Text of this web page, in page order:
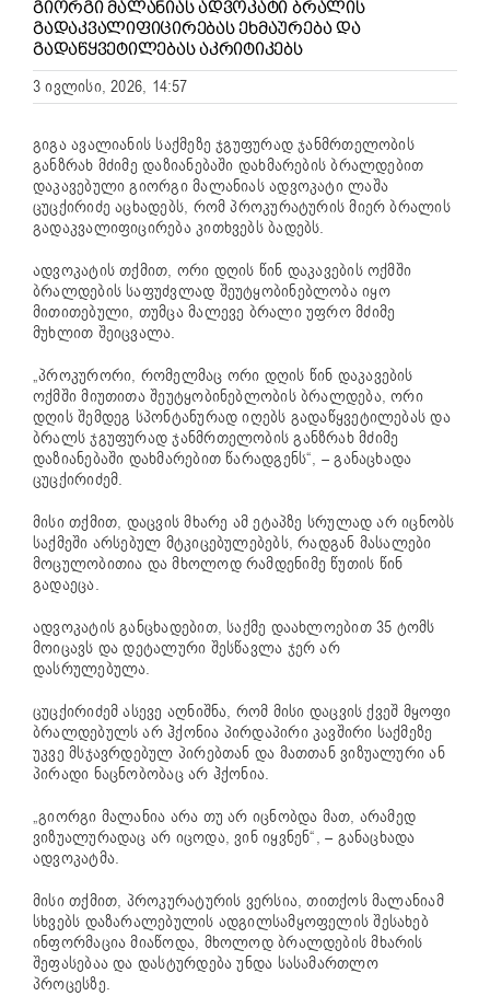
ᲒᲘᲝᲠᲒᲘ ᲛᲐᲚᲐᲜᲘᲐᲡ ᲐᲓᲕᲝᲙᲐᲢᲘ ᲑᲠᲐᲚᲘᲡ
ᲒᲐᲓᲐᲙᲕᲐᲚᲘᲤᲘᲪᲘᲠᲔᲑᲐᲡ ᲔᲮᲛᲐᲣᲠᲔᲑᲐ ᲓᲐ
ᲒᲐᲓᲐᲬᲧᲕᲔᲢᲘᲚᲔᲑᲐᲡ ᲐᲙᲠᲘᲢᲘᲙᲔᲑᲡ
3 ივლისი, 2026, 14:57
გიგა ავალიანის საქმეზე ჯგუფურად ჯანმრთელობის
განზრახ მძიმე დაზიანებაში დახმარების ბრალდებით
დაკავებული გიორგი მალანიას ადვოკატი ლაშა
ცუცქირიძე აცხადებს, რომ პროკურატურის მიერ ბრალის
გადაკვალიფიცირება კითხვებს ბადებს.
ადვოკატის თქმით, ორი დღის წინ დაკავების ოქმში
ბრალდების საფუძვლად შეუტყობინებლობა იყო
მითითებული, თუმცა მალევე ბრალი უფრო მძიმე
მუხლით შეიცვალა.
„პროკურორი, რომელმაც ორი დღის წინ დაკავების
ოქმში მიუთითა შეუტყობინებლობის ბრალდება, ორი
დღის შემდეგ სპონტანურად იღებს გადაწყვეტილებას და
ბრალს ჯგუფურად ჯანმრთელობის განზრახ მძიმე
დაზიანებაში დახმარებით წარადგენს“, – განაცხადა
ცუცქირიძემ.
მისი თქმით, დაცვის მხარე ამ ეტაპზე სრულად არ იცნობს
საქმეში არსებულ მტკიცებულებებს, რადგან მასალები
მოცულობითია და მხოლოდ რამდენიმე წუთის წინ
გადაეცა.
ადვოკატის განცხადებით, საქმე დაახლოებით 35 ტომს
მოიცავს და დეტალური შესწავლა ჯერ არ
დასრულებულა.
ცუცქირიძემ ასევე აღნიშნა, რომ მისი დაცვის ქვეშ მყოფი
ბრალდებულს არ ჰქონია პირდაპირი კავშირი საქმეზე
უკვე მსჯავრდებულ პირებთან და მათთან ვიზუალური ან
პირადი ნაცნობობაც არ ჰქონია.
„გიორგი მალანია არა თუ არ იცნობდა მათ, არამედ
ვიზუალურადაც არ იცოდა, ვინ იყვნენ“, – განაცხადა
ადვოკატმა.
მისი თქმით, პროკურატურის ვერსია, თითქოს მალანიამ
სხვებს დაზარალებულის ადგილსამყოფელის შესახებ
ინფორმაცია მიაწოდა, მხოლოდ ბრალდების მხარის
შეფასებაა და დასტურდება უნდა სასამართლო
პროცესზე.